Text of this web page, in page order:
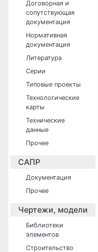
Договорная и
сопутствующая
документация
Нормативная
документация
Литература
Серии
Типовые проекты
Технологические
карты
Технические
данные
Прочее
САПР
Документация
Прочее
Чертежи, модели
Библиотеки
элементов
Строительство